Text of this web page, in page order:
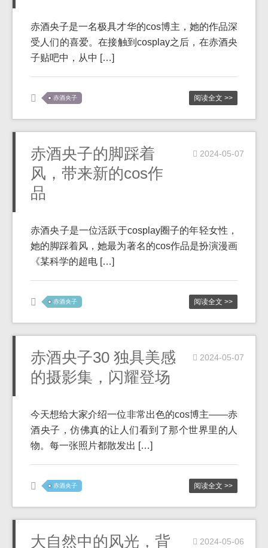
赤酒央子是一名极具才华的cos博主，她的作品深
受人们的喜爱。在接触到cosplay之后，在赤酒央
子贴吧中，从中 […]
赤酒央子 阅读全文 >>
赤酒央子的脚踩着
风，带来新的cos作
品
2024-05-07
赤酒央子是一位活跃于cosplay圈子的年轻女性，
她的脚踩着风，她最为著名的cos作品是扮演漫画
《某科学的超电 […]
赤酒央子 阅读全文 >>
赤酒央子30 独具美感
的摄影集，闪耀登场
2024-05-07
今天想给大家介绍一位非常出色的cos博主——赤
酒央子，仿佛真的让人们看到了那个世界里的人
物。每一张照片都散发出 […]
赤酒央子 阅读全文 >>
大自然中的风光，背 2024-05-06